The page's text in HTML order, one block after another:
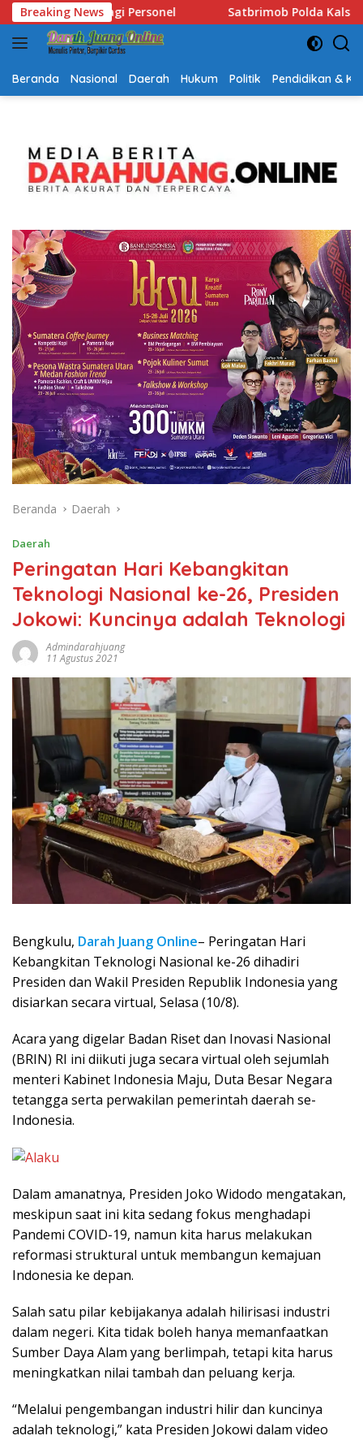
Langsung
ke
konten
Breaking News
Polda Kalsel Hadir Bantu Warga Terdampak Kemarau,
Beranda Nasional Daerah Hukum Politik Pendidikan &
Beranda Daerah
Daerah
Peringatan Hari Kebangkitan
Teknologi Nasional ke-26, Presiden
Jokowi: Kuncinya adalah Teknologi
Admindarahjuang
11 Agustus 2021
Bengkulu, Darah Juang Online– Peringatan Hari
Kebangkitan Teknologi Nasional ke-26 dihadiri
Presiden dan Wakil Presiden Republik Indonesia yang
disiarkan secara virtual, Selasa (10/8).
Acara yang digelar Badan Riset dan Inovasi Nasional
(BRIN) RI ini diikuti juga secara virtual oleh sejumlah
menteri Kabinet Indonesia Maju, Duta Besar Negara
tetangga serta perwakilan pemerintah daerah se-
Indonesia.
Dalam amanatnya, Presiden Joko Widodo mengatakan,
meskipun saat ini kita sedang fokus menghadapi
Pandemi COVID-19, namun kita harus melakukan
reformasi struktural untuk membangun kemajuan
Indonesia ke depan.
Salah satu pilar kebijakanya adalah hilirisasi industri
dalam negeri. Kita tidak boleh hanya memanfaatkan
Sumber Daya Alam yang berlimpah, tetapi kita harus
meningkatkan nilai tambah dan peluang kerja.
“Melalui pengembangan industri hilir dan kuncinya
adalah teknologi,” kata Presiden Jokowi dalam video